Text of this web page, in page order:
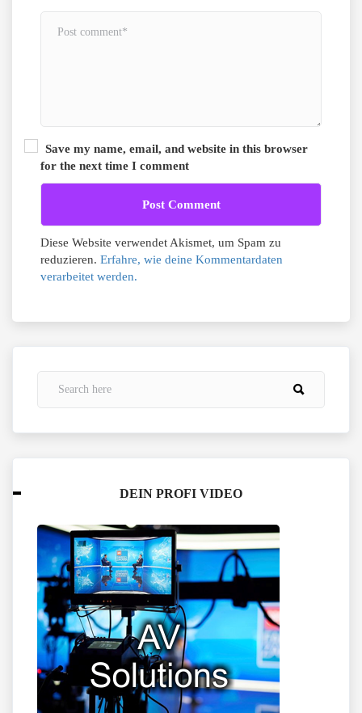
Save my name, email, and website in this browser
for the next time I comment
Diese Website verwendet Akismet, um Spam zu
reduzieren. Erfahre, wie deine Kommentardaten
verarbeitet werden.
DEIN PROFI VIDEO